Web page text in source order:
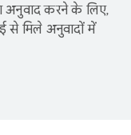
अनुवाद करने के लिए,
से मिले अनुवादों में